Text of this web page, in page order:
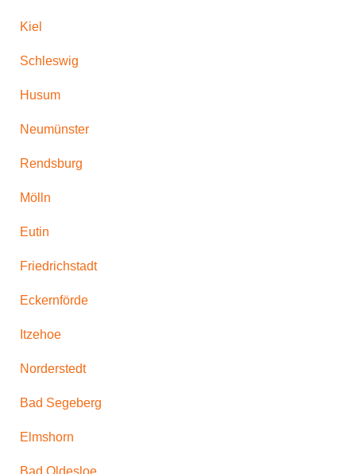
Kiel
Schleswig
Husum
Neumünster
Rendsburg
Mölln
Eutin
Friedrichstadt
Eckernförde
Itzehoe
Norderstedt
Bad Segeberg
Elmshorn
Bad Oldesloe